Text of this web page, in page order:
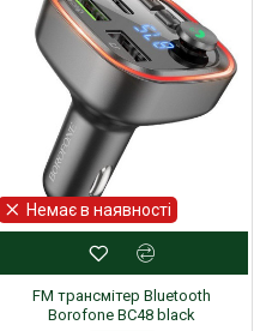
Немає в наявності
FM трансмітер Bluetooth
Borofone BC48 black